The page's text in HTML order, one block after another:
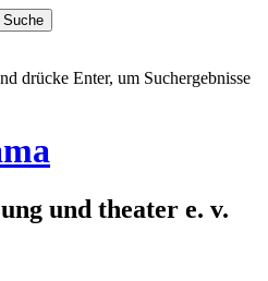
drücke Enter, um Suchergebnisse
und theater e. v.